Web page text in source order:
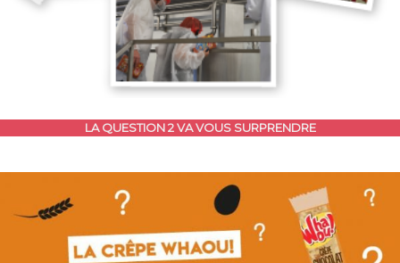
LA QUESTION 2 VA VOUS SURPRENDRE